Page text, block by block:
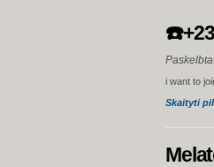
Paskelbta
i want to
Skaityti